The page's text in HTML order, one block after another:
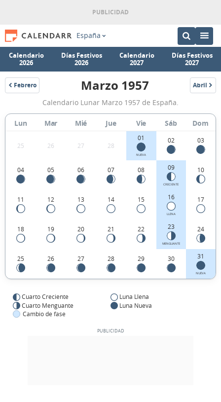
España
Calendario
2026
Días Festivos
2026
Calendario
2027
Días Festivos
2027
Febrero
1957
Calendario
Lunar
Marzo
España.
Marzo 1957 Abril
1957
Calendario Lunar Marzo 1957 de España.
Lun Mar Mié Jue Vie Sáb Dom
25 26 27 28
01
NUEVA
02 03
04 05 06 07 08 09
CRECIENTE
10
11 12 13 14 15 16
LLENA
17
18 19 20 21 22 23
MENGUANTE
24
25 26 27 28 29 30 31
NUEVA
Cuarto Creciente
Luna Llena
Cuarto Menguante
Luna Nueva
Cambio de fase